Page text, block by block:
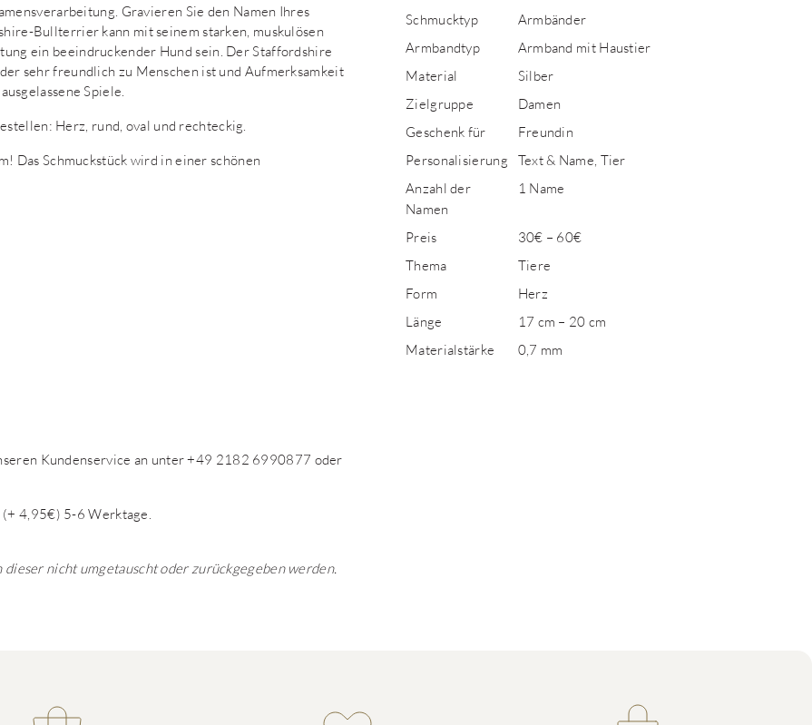
Gravieren Sie den Namen Ihres
Bullterrier kann mit seinem starken, muskulösen
ein beeindruckender Hund sein. Der Staffordshire
sehr freundlich zu Menschen ist und Aufmerksamkeit
Spiele.
Herz, rund, oval und rechteckig.
Das Schmuckstück wird in einer schönen
Kundenservice an unter +49 2182 6990877 oder
4,95€) 5-6 Werktage.
nicht umgetauscht oder zurückgegeben werden.
Schmucktyp
Armbänder
Armbandtyp
Armband mit Haustier
Material
Silber
Zielgruppe
Damen
Geschenk für
Freundin
Personalisierung
Text & Name, Tier
Anzahl der
Namen
1 Name
Preis
30€ – 60€
Thema
Tiere
Form
Herz
Länge
17 cm – 20 cm
Materialstärke
0,7 mm